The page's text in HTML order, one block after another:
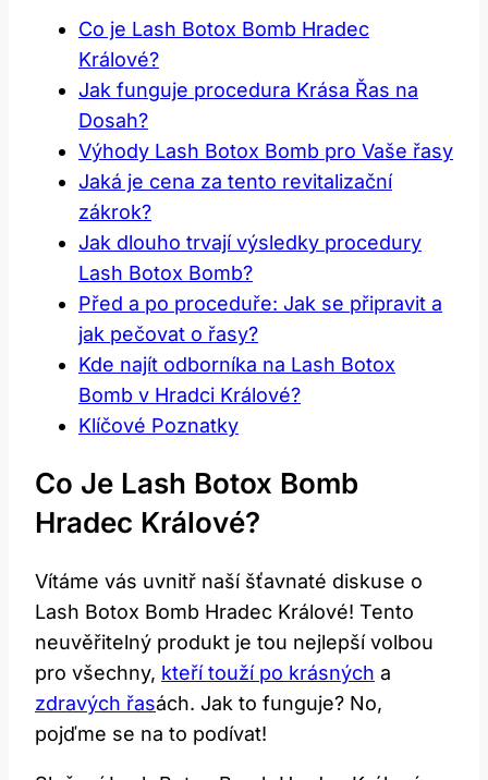
Co je Lash Botox Bomb Hradec
Králové?
Jak funguje procedura Krása Řas na
Dosah?
Výhody Lash Botox Bomb pro Vaše řasy
Jaká je cena za tento revitalizační
zákrok?
Jak dlouho trvají výsledky procedury
Lash Botox Bomb?
Před a po proceduře: Jak se připravit a
jak pečovat o řasy?
Kde najít odborníka na Lash Botox
Bomb v Hradci Králové?
Klíčové Poznatky
Co Je Lash Botox Bomb
Hradec Králové?
Vítáme vás uvnitř naší šťavnaté diskuse o
Lash Botox Bomb Hradec Králové! Tento
neuvěřitelný produkt je tou nejlepší volbou
pro všechny, kteří touží po krásných a
zdravých řasách. Jak to funguje? No,
pojďme se na to podívat!